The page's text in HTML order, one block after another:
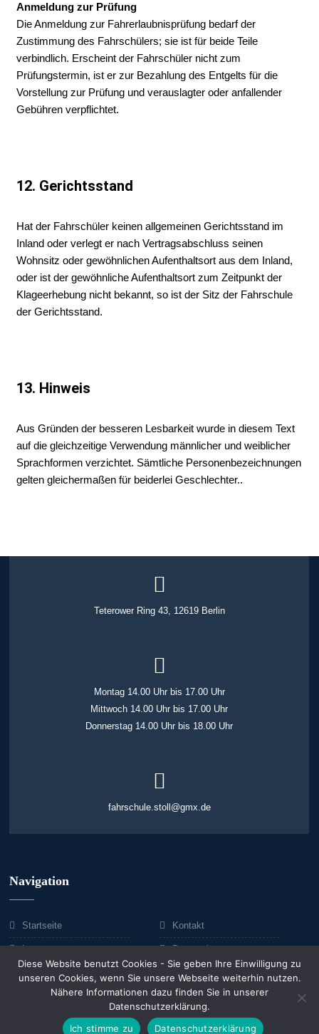
Anmeldung zur Prüfung
Die Anmeldung zur Fahrerlaubnisprüfung bedarf der
Zustimmung des Fahrschülers; sie ist für beide Teile
verbindlich. Erscheint der Fahrschüler nicht zum
Prüfungstermin, ist er zur Bezahlung des Entgelts für die
Vorstellung zur Prüfung und verauslagter oder anfallender
Gebühren verpflichtet.
12. Gerichtsstand
Hat der Fahrschüler keinen allgemeinen Gerichtsstand im
Inland oder verlegt er nach Vertragsabschluss seinen
Wohnsitz oder gewöhnlichen Aufenthaltsort aus dem Inland,
oder ist der gewöhnliche Aufenthaltsort zum Zeitpunkt der
Klageerhebung nicht bekannt, so ist der Sitz der Fahrschule
der Gerichtsstand.
13. Hinweis
Aus Gründen der besseren Lesbarkeit wurde in diesem Text
auf die gleichzeitige Verwendung männlicher und weiblicher
Sprachformen verzichtet. Sämtliche Personenbezeichnungen
gelten gleichermaßen für beiderlei Geschlechter..
Teterower Ring 43, 12619 Berlin
Montag 14.00 Uhr bis 17.00 Uhr
Mittwoch 14.00 Uhr bis 17.00 Uhr
Donnerstag 14.00 Uhr bis 18.00 Uhr
fahrschule.stoll@gmx.de
Navigation
Startseite Kontakt
Impressum Datenschutz
Copyright 2024 Fahrschule am Spree-Center, Inh. Ivonne Stoll | Alle
Rechte vorbehalten | Powered by team-fahrschule-stoll.de
Diese Website benutzt Cookies - Sie geben Ihre Einwilligung zu
unseren Cookies, wenn Sie unsere Webseite weiterhin nutzen.
Nähere Informationen dazu finden Sie in unserer
Datenschutzerklärung.
Ich stimme zu
Datenschutzerklärung